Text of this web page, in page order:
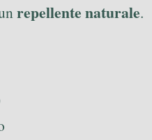
repellente naturale.